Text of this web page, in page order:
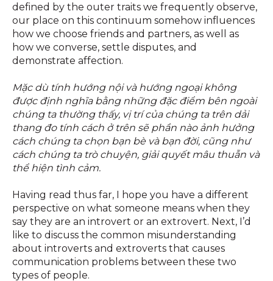
defined by the outer traits we frequently observe,
our place on this continuum somehow influences
how we choose friends and partners, as well as
how we converse, settle disputes, and
demonstrate affection.
Mặc dù tính hướng nội và hướng ngoại không
được định nghĩa bằng những đặc điểm bên ngoài
chúng ta thường thấy, vị trí của chúng ta trên dải
thang đo tính cách ở trên sẽ phần nào ảnh hưởng
cách chúng ta chọn bạn bè và bạn đời, cũng như
cách chúng ta trò chuyện, giải quyết mâu thuẫn và
thể hiện tình cảm.
Having read thus far, I hope you have a different
perspective on what someone means when they
say they are an introvert or an extrovert. Next, I’d
like to discuss the common misunderstanding
about introverts and extroverts that causes
communication problems between these two
types of people.